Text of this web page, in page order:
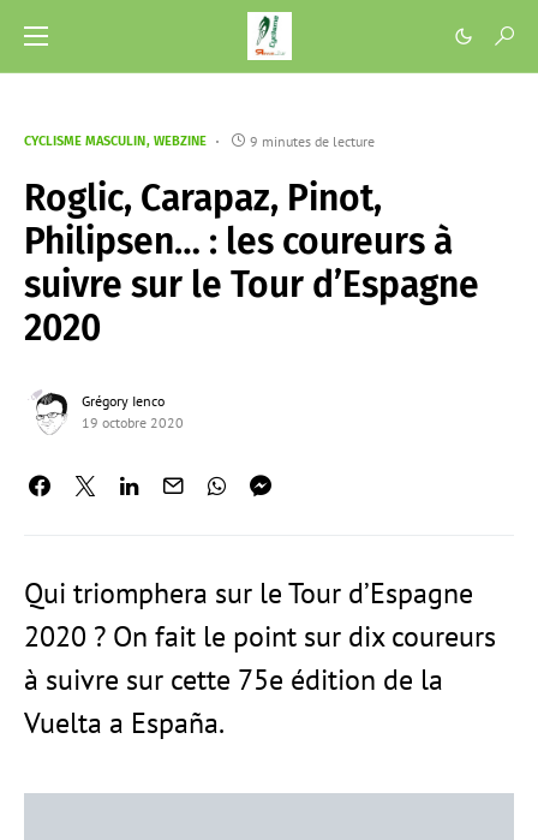
CYCLISME MASCULIN WEBZINE 9 minutes de lecture
Roglic, Carapaz, Pinot,
Philipsen… : les coureurs à
suivre sur le Tour d’Espagne
2020
Grégory Ienco
19 octobre 2020
Qui triomphera sur le Tour d’Espagne
2020 ? On fait le point sur dix coureurs
à suivre sur cette 75e édition de la
Vuelta a España.